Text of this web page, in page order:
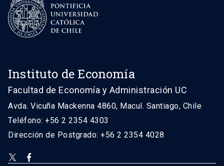
Instituto de Economía
Facultad de Economía y Administración UC
Avda. Vicuña Mackenna 4860, Macul. Santiago, Chile
Teléfono: +56 2 2354 4303
Dirección de Postgrado: +56 2 2354 4028